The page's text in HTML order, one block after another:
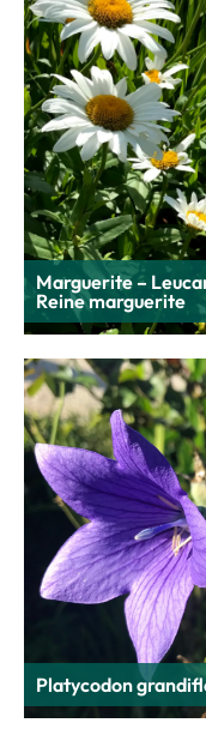
Marguerite –
Reine marguerite
Platycodon